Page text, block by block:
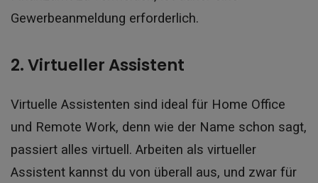
Gewerbeanmeldung erforderlich.
2. Virtueller Assistent
Virtuelle Assistenten sind ideal für Home Office
und Remote Work, denn wie der Name schon sagt,
passiert alles virtuell. Arbeiten als virtueller
Assistent kannst du von überall aus, und zwar für